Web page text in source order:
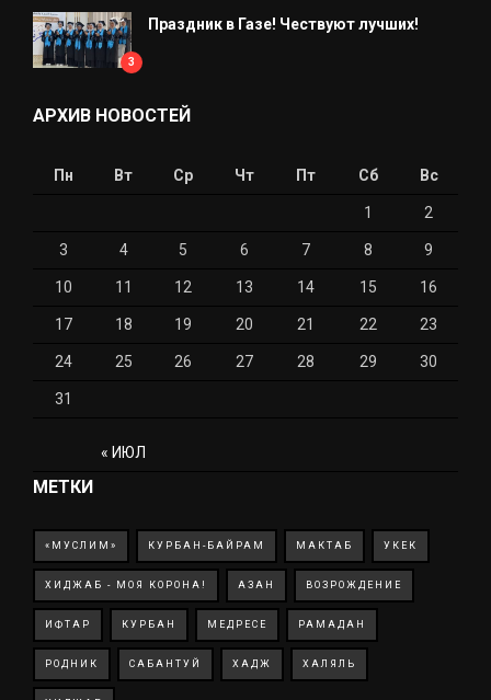
3
Праздник в Газе! Чествуют лучших!
АРХИВ НОВОСТЕЙ
Пн Вт Ср Чт Пт Сб Вс
« ИЮЛ
1 2
3 4 5 6 7 8 9
10 11 12 13 14 15 16
17 18 19 20 21 22 23
24 25 26 27 28 29 30
31
МЕТКИ
«МУСЛИМ» КУРБАН-БАЙРАМ МАКТАБ УКЕК
ХИДЖАБ - МОЯ КОРОНА! АЗАН ВОЗРОЖДЕНИЕ
ИФТАР КУРБАН МЕДРЕСЕ РАМАДАН
РОДНИК САБАНТУЙ ХАДЖ ХАЛЯЛЬ